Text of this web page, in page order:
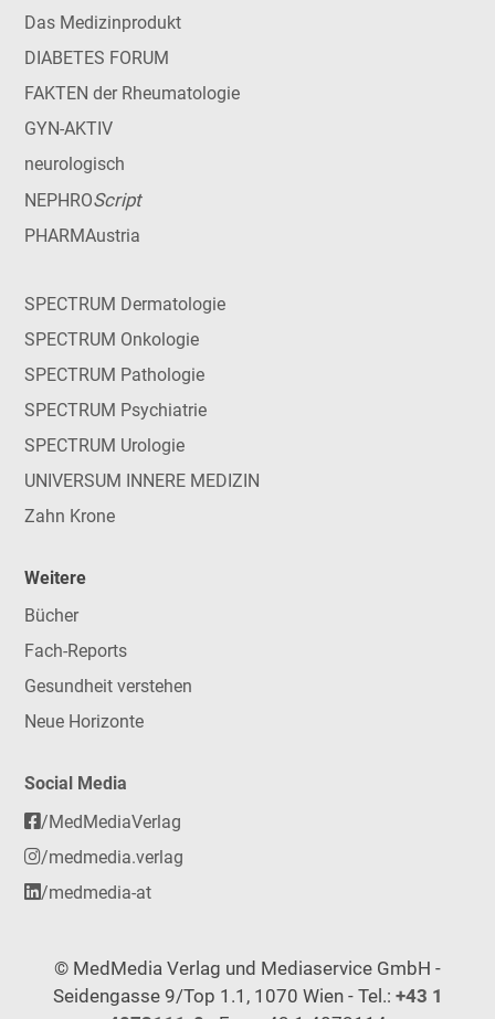
Das Medizinprodukt
DIABETES FORUM
FAKTEN der Rheumatologie
GYN-AKTIV
neurologisch
NEPHROScript
PHARMAustria
SPECTRUM Dermatologie
SPECTRUM Onkologie
SPECTRUM Pathologie
SPECTRUM Psychiatrie
SPECTRUM Urologie
UNIVERSUM INNERE MEDIZIN
Zahn Krone
Weitere
Bücher
Fach-Reports
Gesundheit verstehen
Neue Horizonte
Social Media
/MedMediaVerlag
/medmedia.verlag
/medmedia-at
© MedMedia Verlag und Mediaservice GmbH -
Seidengasse 9/Top 1.1, 1070 Wien - Tel.: +43 1